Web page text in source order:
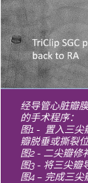
经导管心脏瓣
的手术程序：
图1 - 置入三尖
瓣脱垂或撕裂
图2 - 二尖瓣修
图3 - 将三尖瓣
图4 – 完成三尖